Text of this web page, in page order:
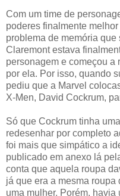
Com um time de
poderes finalmente
problema de memória
Claremont estava
personagem e começou a
por ela. Por isso, quando
pediu que a Marvel
X-Men, David Cockrum,
Só que Cockrum tinha
redesenhar por completo
foi mais que simpático a
publicado em anexo lá
conta que aquela roupa
já que era a mesma
uma mulher. Porém,